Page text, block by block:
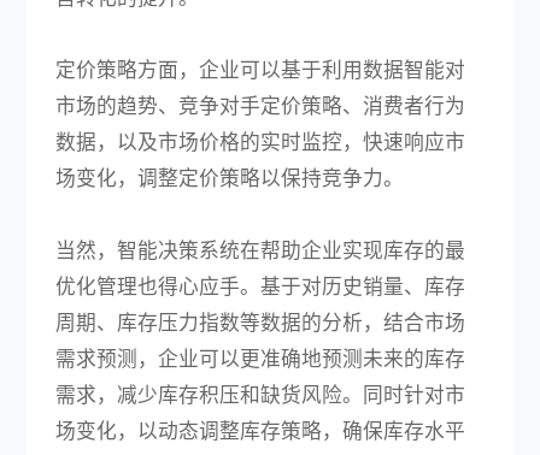
定价策略方面，企业可以基于利用数据智能对
市场的趋势、竞争对手定价策略、消费者行为
数据，以及市场价格的实时监控，快速响应市
场变化，调整定价策略以保持竞争力。
当然，智能决策系统在帮助企业实现库存的最
优化管理也得心应手。基于对历史销量、库存
周期、库存压力指数等数据的分析，结合市场
需求预测，企业可以更准确地预测未来的库存
需求，减少库存积压和缺货风险。同时针对市
场变化，以动态调整库存策略，确保库存水平